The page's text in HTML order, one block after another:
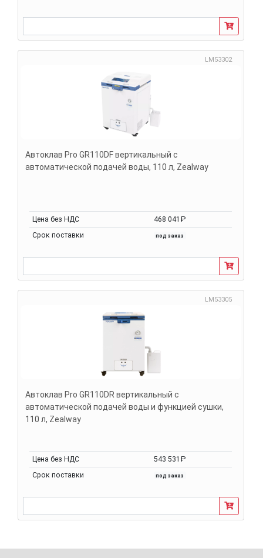
LM53302
Автоклав Pro GR110DF вертикальный с
автоматической подачей воды, 110 л, Zealway
Цена без НДС
468 041₽
Срок поставки
под заказ
LM53305
Автоклав Pro GR110DR вертикальный с
автоматической подачей воды и функцией сушки,
110 л, Zealway
Цена без НДС
543 531₽
Срок поставки
под заказ